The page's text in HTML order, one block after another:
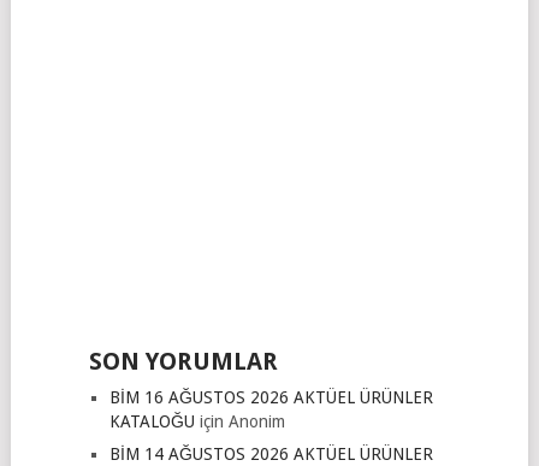
SON YORUMLAR
BİM 16 AĞUSTOS 2026 AKTÜEL ÜRÜNLER
KATALOĞU için Anonim
BİM 14 AĞUSTOS 2026 AKTÜEL ÜRÜNLER